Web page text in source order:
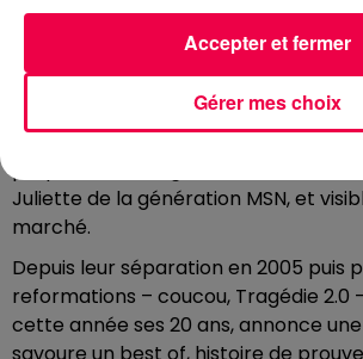
mais efficaces.
Mais derrière le groove, il y a
"Hey Oh", c’est l’attente, le désir
frustration des messages sans
en 2003 on galérait avec les textos !
propre vécu, Tragédie rêvait d’écrire
Juliette de la génération MSN, et
marché.
Depuis leur séparation en 2005 puis
reformations – coucou, Tragédie 2.0
cette année ses 20 ans, annonce
Gérer mes choix
Accepter et fermer